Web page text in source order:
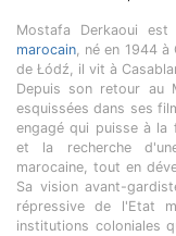
Mostafa Derkaoui est
marocain, né en 1944 à
de Łódź, il vit à
Depuis son retour au
esquissées dans ses
engagé qui puisse à la
et la recherche
marocaine, tout en
Sa vision avant-
répressive de l'Etat
institutions coloniales